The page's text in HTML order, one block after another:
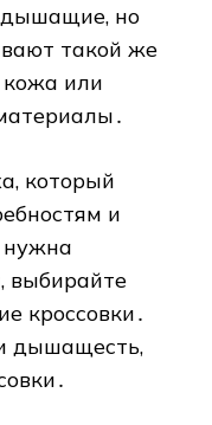
дышащие, но
такой же
или
который
и
нужна
выбирайте
кроссовки․
дышащесть,